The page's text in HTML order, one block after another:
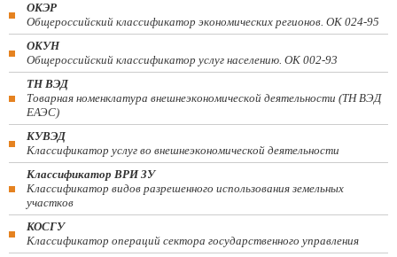
ОКЭР
Общероссийский классификатор экономических регионов. ОК 024-95
ОКУН
Общероссийский классификатор услуг населению. ОК 002-93
ТН ВЭД
Товарная номенклатура внешнеэкономической деятельности (ТН ВЭД
ЕАЭС)
КУВЭД
Классификатор услуг во внешнеэкономической деятельности
Классификатор ВРИ ЗУ
Классификатор видов разрешенного использования земельных
участков
КОСГУ
Классификатор операций сектора государственного управления